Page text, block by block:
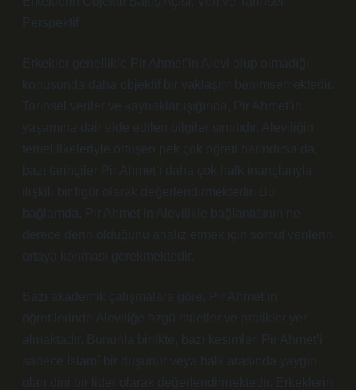
Perspektif
Erkekler genellikle Pir Ahmet’in Alevi olup olmadığı
konusunda daha objektif bir yaklaşım benimsemektedir.
Tarihsel veriler ve kaynaklar ışığında, Pir Ahmet’in
yaşamına dair elde edilen bilgiler sınırlıdır. Aleviliğin
temel ilkeleriyle örtüşen pek çok öğreti barındırsa da,
bazı tarihçiler Pir Ahmet’i daha çok halk inançlarıyla
ilişkili bir figür olarak değerlendirmektedir. Bu
bağlamda, Pir Ahmet’in Alevilikle bağlantısının ne
derece derin olduğunu analiz etmek için somut verilerin
ortaya konması gerekmektedir.
Bazı akademik çalışmalara göre, Pir Ahmet’in
öğretilerinde Aleviliğe özgü ritüeller ve pratikler yer
almaktadır. Bununla birlikte, bazı kesimler, Pir Ahmet’i
sadece İslamî bir düşünür veya halk arasında yaygın
olan dini bir lider olarak değerlendirmektedir. Erkeklerin